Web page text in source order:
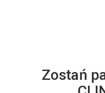
Zostań